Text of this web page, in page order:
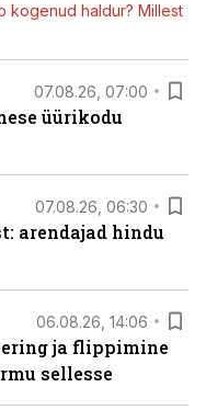
kogenud haldur? Millest
07.08.26, 07:00
üürikodu
07.08.26, 06:30
arendajad hindu
06.08.26, 14:06
ja flippimine
sellesse